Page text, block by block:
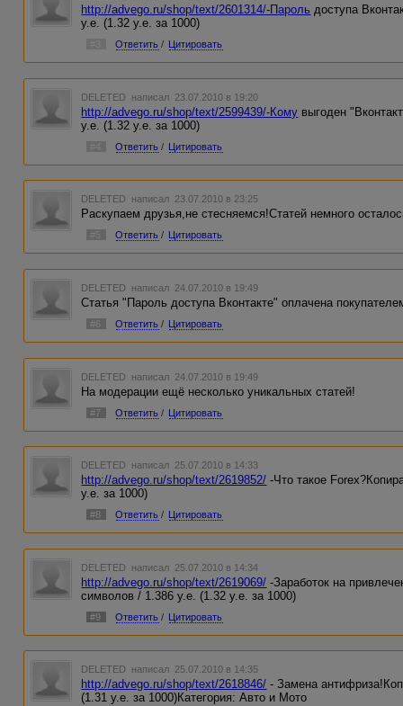
http://advego.ru/shop/text/2601314/-Пароль доступа
у.е. (1.32 у.е. за 1000)
Ответить / Цитировать
DELETED написал 23.07.2010 в 19:20
http://advego.ru/shop/text/2599439/-Кому выгоден
у.е. (1.32 у.е. за 1000)
Ответить / Цитировать
DELETED написал 23.07.2010 в 23:25
Раскупаем друзья,не стесняемся!Статей немного
#5 Ответить / Цитировать
DELETED написал 24.07.2010 в 19:49
Статья "Пароль доступа Вконтакте" оплачена
#6 Ответить / Цитировать
DELETED написал 24.07.2010 в 19:49
На модерации ещё несколько уникальных статей!
#7 Ответить / Цитировать
DELETED написал 25.07.2010 в 14:33
http://advego.ru/shop/text/2619852/ -Что такое
у.е. за 1000)
#8 Ответить / Цитировать
DELETED написал 25.07.2010 в 14:34
http://advego.ru/shop/text/2619069/ -Заработок на
символов / 1.386 у.е. (1.32 у.е. за 1000)
#9 Ответить / Цитировать
DELETED написал 25.07.2010 в 14:35
http://advego.ru/shop/text/2618846/ - Замена
(1.31 у.е. за 1000)Категория: Авто и Мото